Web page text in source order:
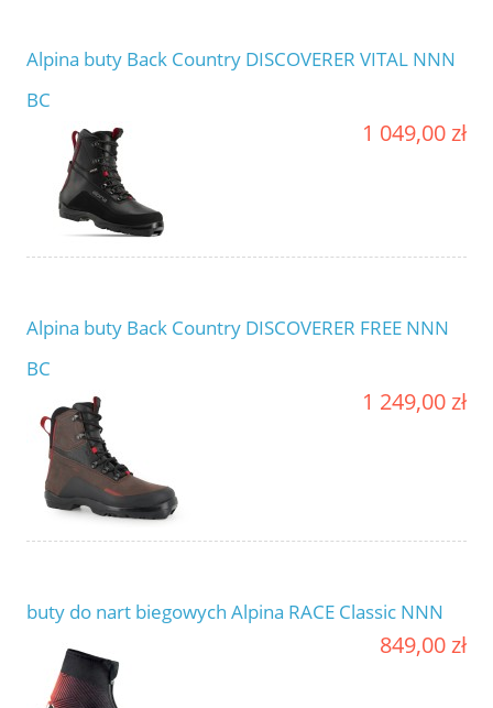
Alpina buty Back Country DISCOVERER VITAL NNN
BC
1 049,00 zł
Alpina buty Back Country DISCOVERER FREE NNN
BC
1 249,00 zł
buty do nart biegowych Alpina RACE Classic NNN
849,00 zł